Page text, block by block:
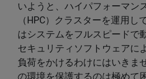
いようと、ハイパフォーマン
（HPC）クラスターを運用
はシステムをフルスピードで
セキュリティソフトウェアに
負荷をかけるわけにはいきま
の環境を保護するのは極めて